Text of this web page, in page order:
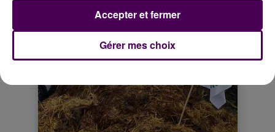
Gérer mes choix
Accepter et fermer